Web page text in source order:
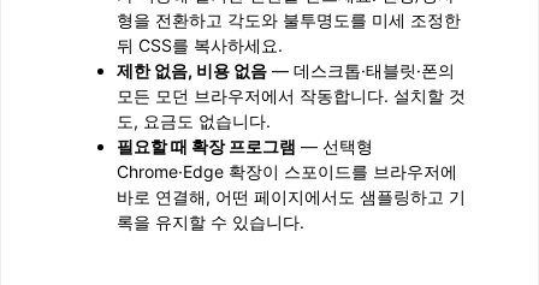
형을 전환하고 각도와 불투명도를 미세 조정한
뒤 CSS를 복사하세요.
제한 없음, 비용 없음 — 데스크톱·태블릿·폰의
모든 모던 브라우저에서 작동합니다. 설치할 것
도, 요금도 없습니다.
필요할 때 확장 프로그램 — 선택형
Chrome·Edge 확장이 스포이드를 브라우저에
바로 연결해, 어떤 페이지에서도 샘플링하고 기
록을 유지할 수 있습니다.